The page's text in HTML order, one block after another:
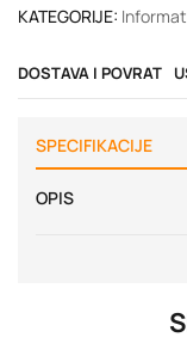
KATEGORIJE:
DOSTAVA I POVRAT
SPECIFIKACIJE
OPIS